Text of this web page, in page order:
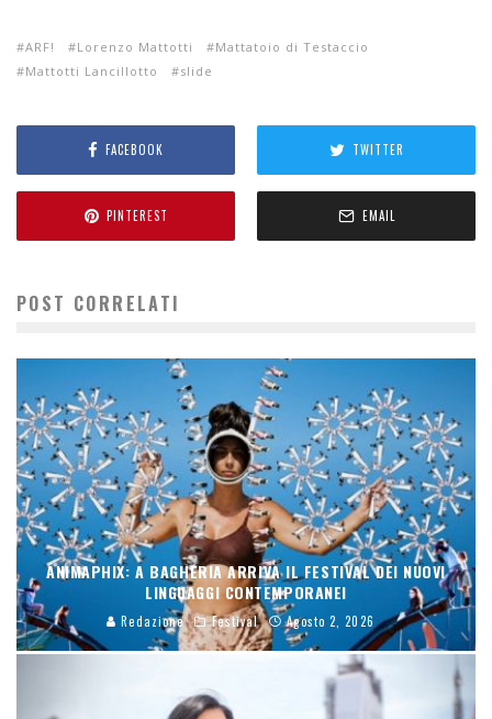
ARF! Lorenzo Mattotti
Mattatoio di Testaccio
Mattotti Lancillotto
slide
FACEBOOK TWITTER
PINTEREST EMAIL
POST CORRELATI
ANIMAPHIX: A BAGHERIA ARRIVA IL FESTIVAL DEI NUOVI
LINGUAGGI CONTEMPORANEI
Redazione Festival Agosto 2, 2026